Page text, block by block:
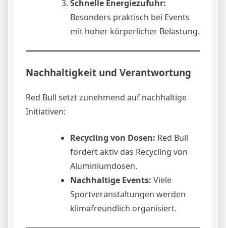
Schnelle Energiezufuhr:
Besonders praktisch bei Events
mit hoher körperlicher Belastung.
Nachhaltigkeit und Verantwortung
Red Bull setzt zunehmend auf nachhaltige
Initiativen:
Recycling von Dosen: Red Bull
fördert aktiv das Recycling von
Aluminiumdosen.
Nachhaltige Events: Viele
Sportveranstaltungen werden
klimafreundlich organisiert.